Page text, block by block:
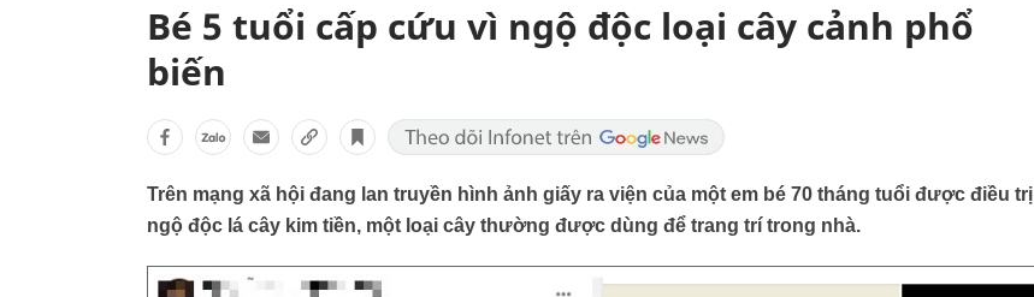
Bé 5 tuổi cấp cứu vì ngộ độc loại cây cảnh phổ
biến
Trên mạng xã hội đang lan truyền hình ảnh giấy ra viện của một em bé 70 tháng tuổi được điều trị
ngộ độc lá cây kim tiền, một loại cây thường được dùng để trang trí trong nhà.